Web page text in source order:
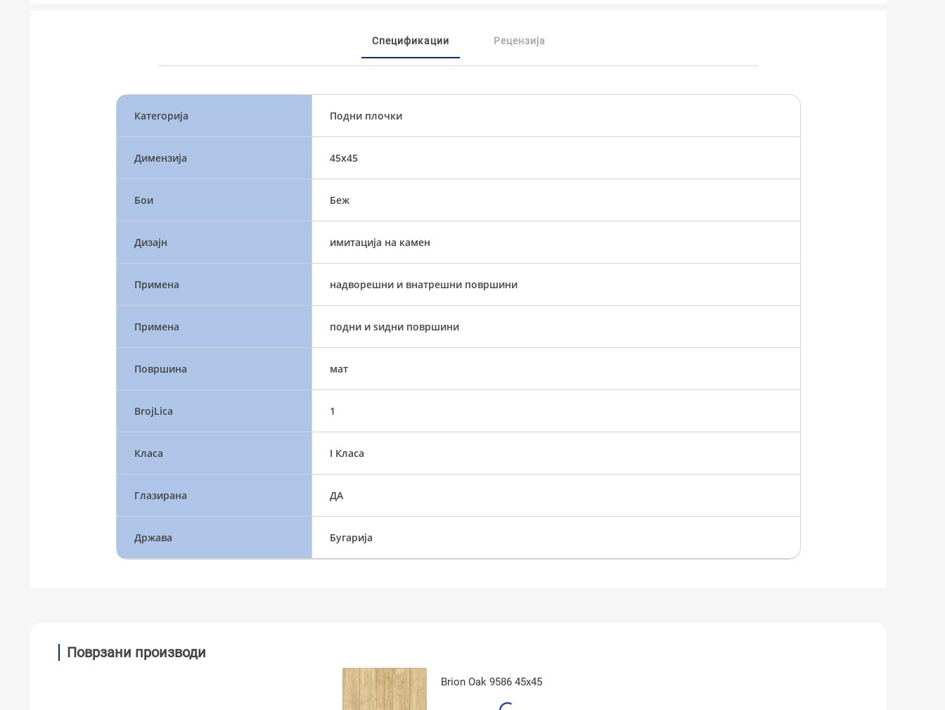
Спецификации Рецензија
Категорија Подни плочки
Димензија 45x45
Бои Беж
Дизајн имитација на камен
Примена надворешни и внатрешни површини
Примена подни и ѕидни површини
Површина мат
BrojLica 1
Класа I Класа
Глазирана ДА
Држава Бугарија
Поврзани производи
Brion Oak 9586 45x45